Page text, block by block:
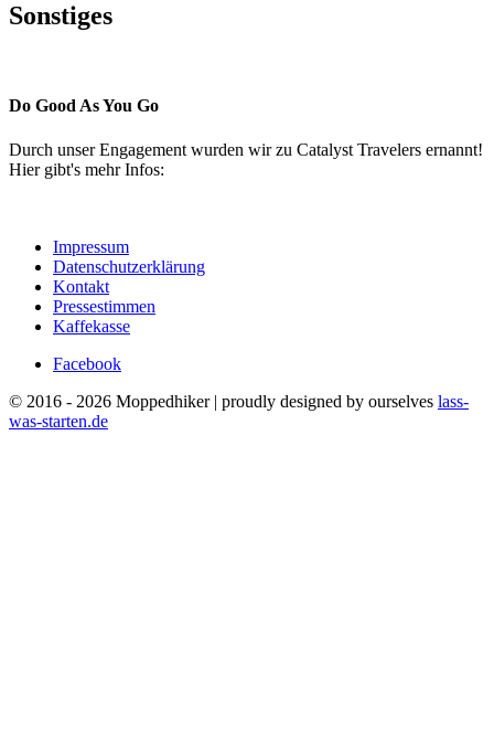
Sonstiges
Do Good As You Go
Durch unser Engagement wurden wir zu Catalyst Travelers ernannt!
Hier gibt's mehr Infos:
Impressum
Datenschutzerklärung
Kontakt
Pressestimmen
Kaffekasse
Facebook
© 2016 - 2026 Moppedhiker | proudly designed by ourselves lass-
was-starten.de